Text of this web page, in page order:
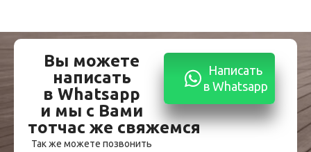
Вы можете
написать
в Whatsapp
и мы с Вами
тотчас же свяжемся
Так же можете позвонить
Написать
в Whatsapp